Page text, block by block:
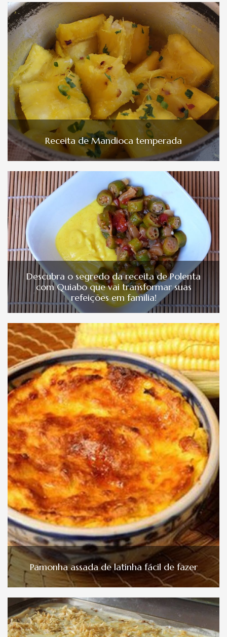
Receita de Mandioca temperada
Descubra o segredo da receita de Polenta
com Quiabo que vai transformar suas
refeições em familia!
Pamonha assada de latinha fácil de fazer